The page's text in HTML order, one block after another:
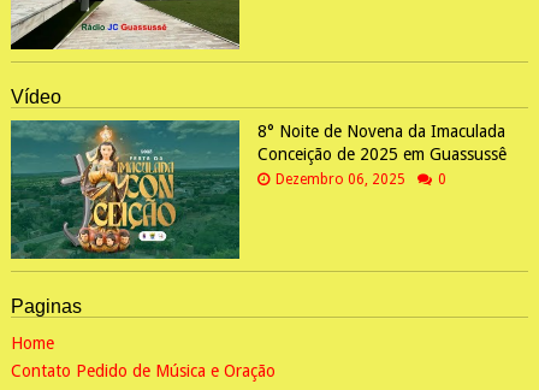
Vídeo
8° Noite de Novena da Imaculada
Conceição de 2025 em Guassussê
Dezembro 06, 2025 0
Paginas
Home
Contato Pedido de Música e Oração